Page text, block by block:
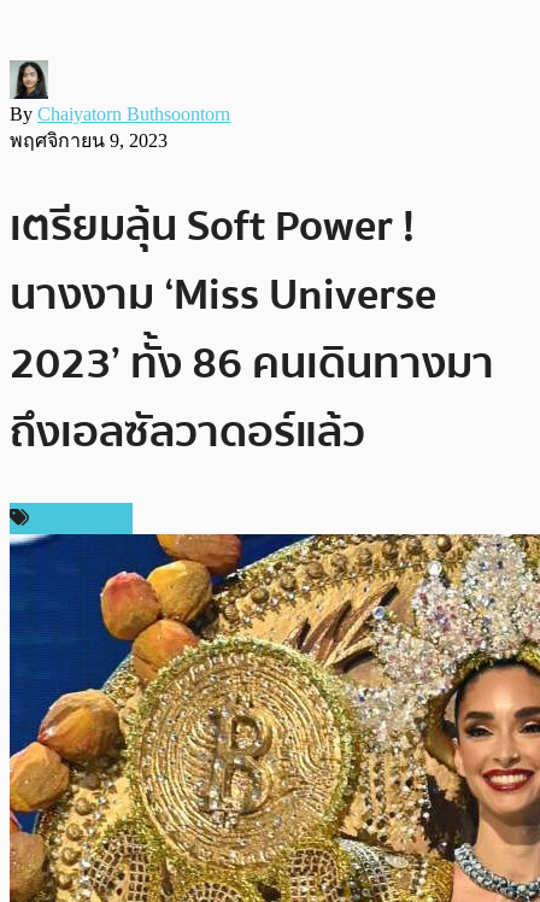
By Chaiyatorn Buthsoontorn
พฤศจิกายน 9, 2023
เตรียมลุ้น Soft Power !
นางงาม ‘Miss Universe
2023’ ทั้ง 86 คนเดินทางมา
ถึงเอลซัลวาดอร์แล้ว